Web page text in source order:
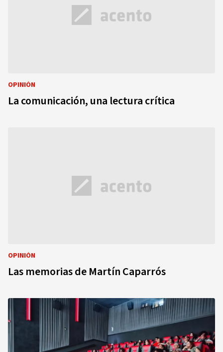
OPINIÓN
La comunicación, una lectura crítica
OPINIÓN
Las memorias de Martín Caparrós